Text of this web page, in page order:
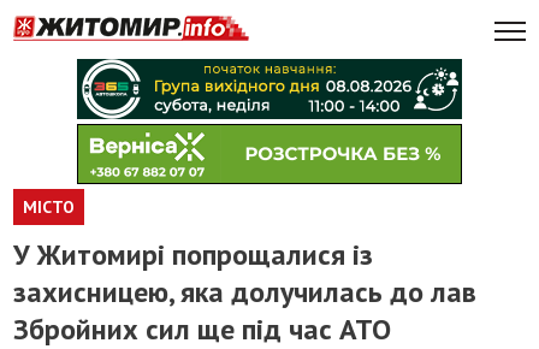
МІСТО
У Житомирі попрощалися із
захисницею, яка долучилась до лав
Збройних сил ще під час АТО